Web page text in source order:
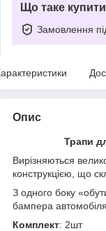
Що таке
Замовлення
Опис
Трапи
Вирізняються
конструкцією, що
З одного боку
бампера автомобіля.
Комплект: 2шт